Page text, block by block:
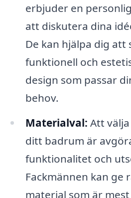
erbjuder en
att diskutera dina
De kan hjälpa dig att
funktionell och
design som passar
behov.
Materialval: Att
ditt badrum är
funktionalitet och
Fackmännen kan ge
material som är